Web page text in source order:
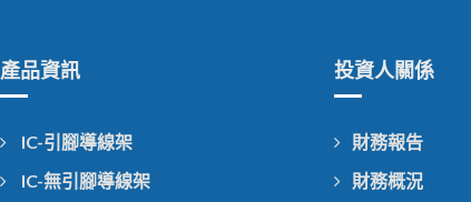
產品資訊
IC-引腳導線架
IC-無引腳導線架
投資人關係
財務報告
財務概況